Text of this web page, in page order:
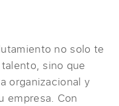
no solo te
sino que
organizacional y
empresa. Con